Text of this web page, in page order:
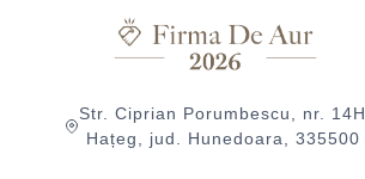
Str. Ciprian Porumbescu, nr. 14H
Hațeg, jud. Hunedoara, 335500